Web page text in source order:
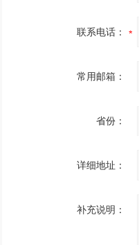
联系电话：
常用邮箱：
省份：
详细地址：
补充说明：